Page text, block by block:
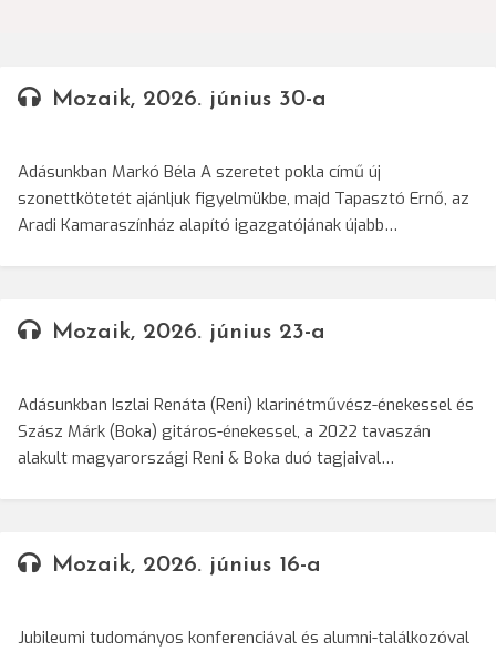
Mozaik, 2026. június 30-a
Adásunkban Markó Béla A szeretet pokla című új
szonettkötetét ajánljuk figyelmükbe, majd Tapasztó Ernő, az
Aradi Kamaraszínház alapító igazgatójának újabb…
Mozaik, 2026. június 23-a
Adásunkban Iszlai Renáta (Reni) klarinétművész-énekessel és
Szász Márk (Boka) gitáros-énekessel, a 2022 tavaszán
alakult magyarországi Reni & Boka duó tagjaival…
Mozaik, 2026. június 16-a
Jubileumi tudományos konferenciával és alumni-találkozóval